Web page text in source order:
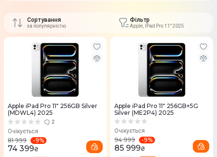
Сортування
за популярністю
Фільтр
Apple, IPad Pro 11" 2025
Apple iPad Pro 11" 256GB Silver
(MDWL4) 2025
2
Очікується
81 999 -9%
74 399₴
Apple iPad Pro 11" 256GB+5G
Silver (ME2P4) 2025
Очікується
94 999 -9%
85 999₴